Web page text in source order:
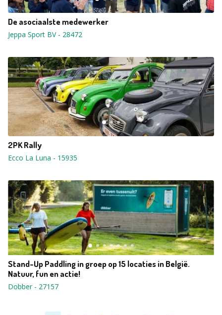
De asociaalste medewerker
Jeppa Sport BV- 28472
2PK Rally
Ecco La Luna - 15935
Stand-Up Paddling in groep op 15 locaties in België.
Natuur, fun en actie!
Dobber- 27157